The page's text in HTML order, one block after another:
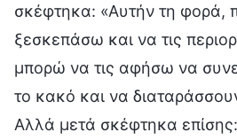
σκέφτηκα: «Αυτήν τη φορά,
ξεσκεπάσω και να τις
μπορώ να τις αφήσω να
το κακό και να
Αλλά μετά σκέφτηκα